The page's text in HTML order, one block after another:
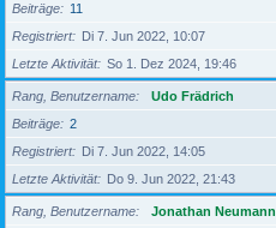
Beiträge
11
Registriert
Di 7. Jun 2022, 10:07
Letzte Aktivität
So 1. Dez 2024, 19:46
Rang, Benutzername
Udo Frädrich
Beiträge
2
Registriert
Di 7. Jun 2022, 14:05
Letzte Aktivität
Do 9. Jun 2022, 21:43
Rang, Benutzername
Jonathan Neumann